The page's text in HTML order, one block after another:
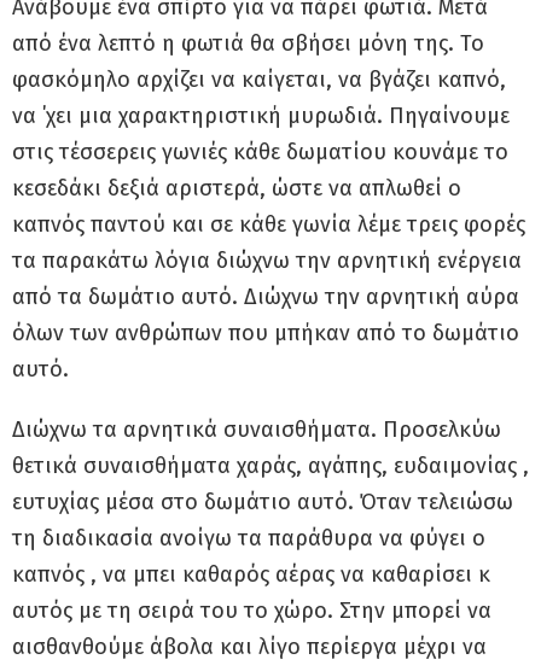
Ανάβουμε ένα σπίρτο για να πάρει φωτιά. Μετά
από ένα λεπτό η φωτιά θα σβήσει μόνη της. Το
φασκόμηλο αρχίζει να καίγεται, να βγάζει καπνό,
να ΄χει μια χαρακτηριστική μυρωδιά. Πηγαίνουμε
στις τέσσερεις γωνιές κάθε δωματίου κουνάμε το
κεσεδάκι δεξιά αριστερά, ώστε να απλωθεί ο
καπνός παντού και σε κάθε γωνία λέμε τρεις φορές
τα παρακάτω λόγια διώχνω την αρνητική ενέργεια
από τα δωμάτιο αυτό. Διώχνω την αρνητική αύρα
όλων των ανθρώπων που μπήκαν από το δωμάτιο
αυτό.
Διώχνω τα αρνητικά συναισθήματα. Προσελκύω
θετικά συναισθήματα χαράς, αγάπης, ευδαιμονίας ,
ευτυχίας μέσα στο δωμάτιο αυτό. Όταν τελειώσω
τη διαδικασία ανοίγω τα παράθυρα να φύγει ο
καπνός , να μπει καθαρός αέρας να καθαρίσει κ
αυτός με τη σειρά του το χώρο. Στην μπορεί να
αισθανθούμε άβολα και λίγο περίεργα μέχρι να